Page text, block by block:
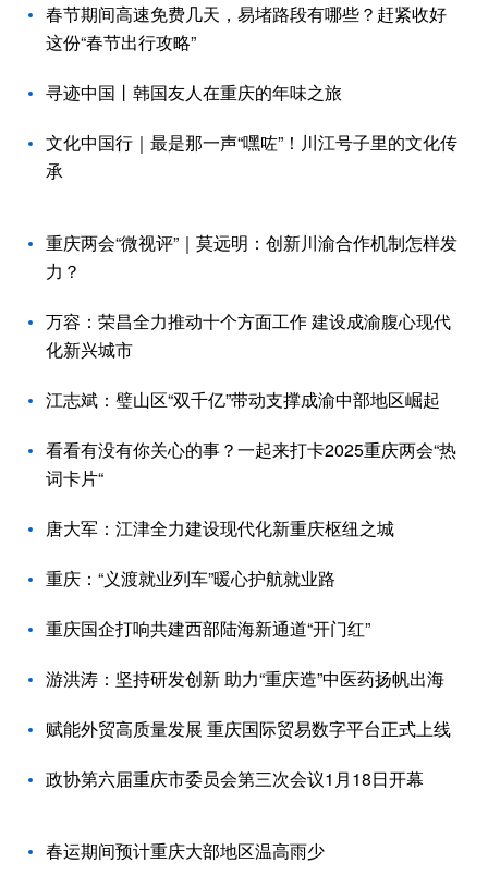
春节期间高速免费几天，易堵路段有哪些？赶紧收好
这份“春节出行攻略”
寻迹中国丨韩国友人在重庆的年味之旅
文化中国行｜最是那一声“嘿咗”！川江号子里的文化传
承
重庆两会“微视评”｜莫远明：创新川渝合作机制怎样发
力？
万容：荣昌全力推动十个方面工作 建设成渝腹心现代
化新兴城市
江志斌：璧山区“双千亿”带动支撑成渝中部地区崛起
看看有没有你关心的事？一起来打卡2025重庆两会“热
词卡片“
唐大军：江津全力建设现代化新重庆枢纽之城
重庆：“义渡就业列车”暖心护航就业路
重庆国企打响共建西部陆海新通道“开门红”
游洪涛：坚持研发创新 助力“重庆造”中医药扬帆出海
赋能外贸高质量发展 重庆国际贸易数字平台正式上线
政协第六届重庆市委员会第三次会议1月18日开幕
春运期间预计重庆大部地区温高雨少